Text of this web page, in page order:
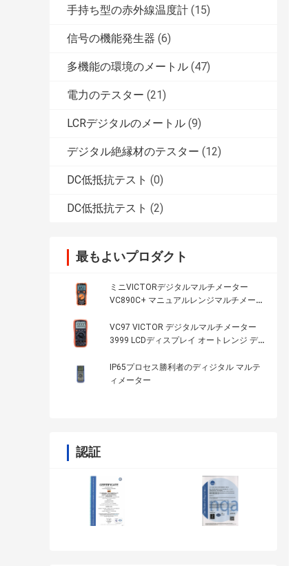
手持ち型の赤外線温度計 (15)
信号の機能発生器 (6)
多機能の環境のメートル (47)
電力のテスター (21)
LCRデジタルのメートル (9)
デジタル絶縁材のテスター (12)
DC低抵抗テスト (0)
DC低抵抗テスト (2)
最もよいプロダクト
ミニVICTORデジタルマルチメーター
VC890C+ マニュアルレンジマルチメータ
RMSマルチメーターデジタル
VC97 VICTOR デジタルマルチメーター
3999 LCDディスプレイ オートレンジ デ
ル 工場
IP65プロセス勝利者のディジタル マルテ
ィメーター
認証